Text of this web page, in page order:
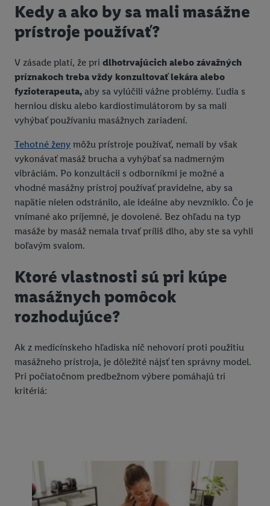
Kedy a ako by sa mali masážne
prístroje používať?
V zásade platí, že pri dlhotrvajúcich alebo závažných
príznakoch treba vždy konzultovať lekára alebo
fyzioterapeuta, aby sa vylúčili vážne problémy. Ľudia s
herniou disku alebo kardiostimulátorom by sa mali
vyhýbať používaniu masážnych zariadení.
Tehotné ženy môžu prístroje používať, nemali by však
vykonávať masáž brucha a vyhýbať sa nadmerným
vibráciám. Po konzultácii s odborníkmi je možné a
vhodné masážny prístroj používať pravidelne, aby sa
napätie nielen odstránilo, ale ideálne aby nevzniklo. Čo je
vnímané ako príjemné, je dovolené. Bez ohľadu na typ
masáže by masáž nemala trvať príliš dlho, aby ste sa vyhli
boľavým svalom.
Ktoré vlastnosti sú pri kúpe
masážnych pomôcok
rozhodujúce?
Ak z medicínskeho hľadiska nič nehovorí proti použitiu
masážneho prístroja, je dôležité nájsť ten správny model.
Pri počiatočnom predbežnom výbere pomáhajú tri
kritériá: